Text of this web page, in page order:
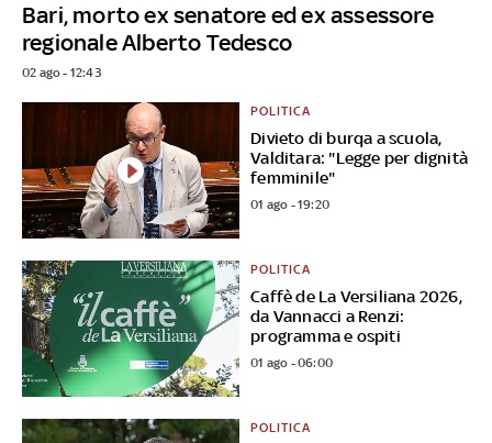
Bari, morto ex senatore ed ex assessore
regionale Alberto Tedesco
02 ago - 12:43
Divieto di burqa a scuola,
Valditara: "Legge per dignità
femminile"
POLITICA
01 ago - 19:20
Caffè de La Versiliana 2026,
da Vannacci a Renzi:
programma e ospiti
POLITICA
01 ago - 06:00
POLITICA